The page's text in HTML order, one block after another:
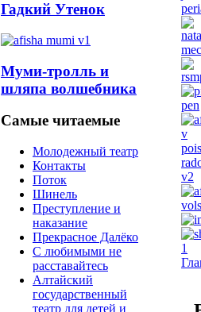
Гадкий Утенок
Муми-тролль и
шляпа волшебника
Самые читаемые
Молодежный театр
Контакты
Поток
Шинель
Преступление и
наказание
Прекрасное Далёко
С любимыми не
расставайтесь
Алтайский
государственный
театр для детей и